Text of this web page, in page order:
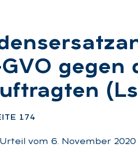
GVO
174
vom 6. November 2020